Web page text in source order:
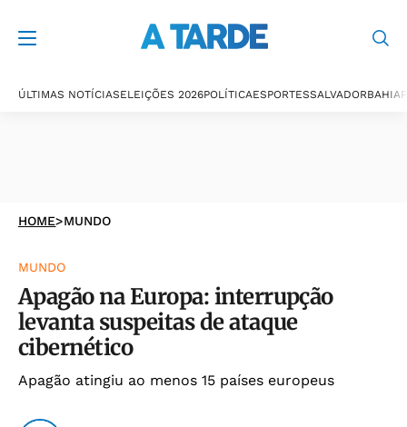
ÚLTIMAS NOTÍCIASELEIÇÕES 2026POLÍTICAESPORTESSALVADORBAHIA
HOME>MUNDO
MUNDO
Apagão na Europa: interrupção
levanta suspeitas de ataque
cibernético
Apagão atingiu ao menos 15 países europeus